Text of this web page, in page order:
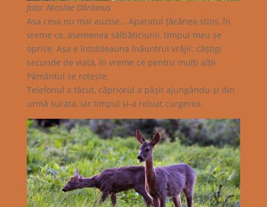
foto: Nicolae Dărămuș
Așa ceva nu mai auzise… Aparatul țăcănea stins, în
vreme ce, asemenea sălbăticiunii, timpul meu se
oprise. Așa e întotdeauna înăuntrul vrăjii: câștigi
secunde de viață, în vreme ce pentru mulți alții
Pământul se rotește.
Telefonul a tăcut, căpriorul a pășit ajungându-și din
urmă surata, iar timpul și-a reluat curgerea.